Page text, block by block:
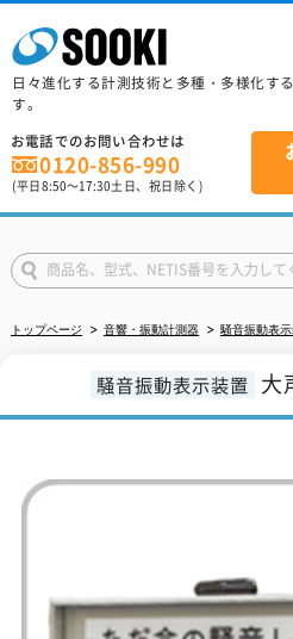
日々進化する計測技術と多種・多様化す
す。
お電話でのお問い合わせは
0120-856-990
(平日8:50～17:30土日、祝日除く)
トップページ 音響・振動計測器 騒音振動表
騒音振動表示装置 大